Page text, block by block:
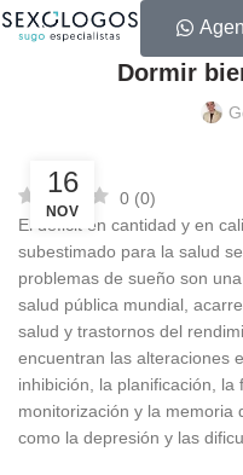
Dormir
16
NOV
0 (0)
El déficit en cantidad y en
subestimado para la salud
problemas de sueño son
salud pública mundial,
salud y trastornos del
encuentran las alteraciones
inhibición, la planificación, la
monitorización y la memoria
como la depresión y las